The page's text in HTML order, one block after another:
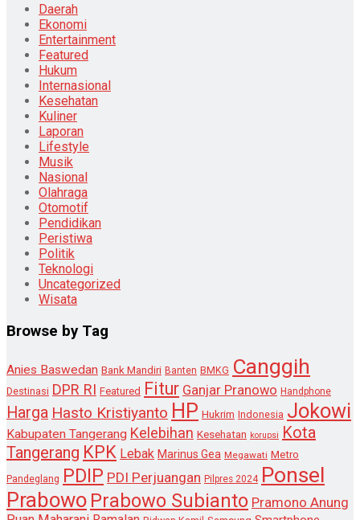
Daerah
Ekonomi
Entertainment
Featured
Hukum
Internasional
Kesehatan
Kuliner
Laporan
Lifestyle
Musik
Nasional
Olahraga
Otomotif
Pendidikan
Peristiwa
Politik
Teknologi
Uncategorized
Wisata
Browse by Tag
Anies Baswedan Bank Mandiri Banten BMKG Canggih
Destinasi DPR RI Featured Fitur Ganjar Pranowo Handphone
Harga Hasto Kristiyanto HP Hukrim Indonesia Jokowi
Kabupaten Tangerang Kelebihan Kesehatan korupsi Kota
Tangerang KPK Lebak Marinus Gea Megawati Metro
Pandeglang PDIP PDI Perjuangan Pilpres 2024 Ponsel
Prabowo Prabowo Subianto Pramono Anung